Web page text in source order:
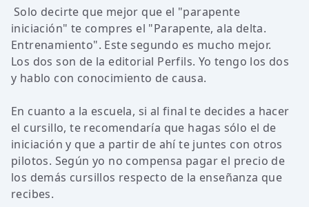
Solo decirte que mejor que el "parapente
iniciación" te compres el "Parapente, ala delta.
Entrenamiento". Este segundo es mucho mejor.
Los dos son de la editorial Perfils. Yo tengo los dos
y hablo con conocimiento de causa.
En cuanto a la escuela, si al final te decides a hacer
el cursillo, te recomendaría que hagas sólo el de
iniciación y que a partir de ahí te juntes con otros
pilotos. Según yo no compensa pagar el precio de
los demás cursillos respecto de la enseñanza que
recibes.